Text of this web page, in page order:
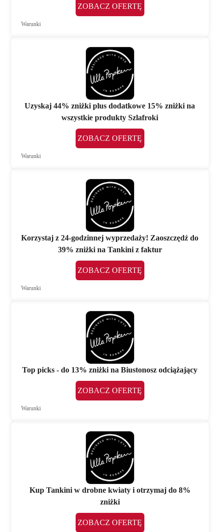
ZOBACZ OFERTĘ
Warunki
Uzyskaj 44% zniżki plus dodatkowe 15% zniżki na
wszystkie produkty Szlafroki
ZOBACZ OFERTĘ
Warunki
Korzystaj z 24-godzinnej wyprzedaży! Zaoszczędź do
39% zniżki na Tankini z faktur
ZOBACZ OFERTĘ
Warunki
Top picks - do 13% zniżki na Biustonosz odciążający
ZOBACZ OFERTĘ
Warunki
Kup Tankini w drobne kwiaty i otrzymaj do 8%
zniżki
ZOBACZ OFERTĘ